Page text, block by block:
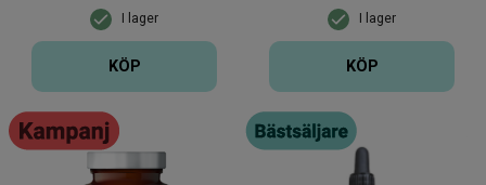
I lager
KÖP
I lager
KÖP